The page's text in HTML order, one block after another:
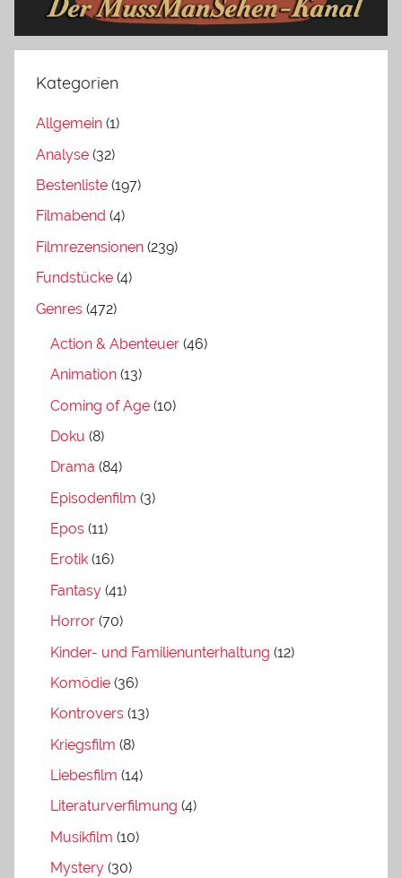
Kategorien
Allgemein (1)
Analyse (32)
Bestenliste (197)
Filmabend (4)
Filmrezensionen (239)
Fundstücke (4)
Genres (472)
Action & Abenteuer (46)
Animation (13)
Coming of Age (10)
Doku (8)
Drama (84)
Episodenfilm (3)
Epos (11)
Erotik (16)
Fantasy (41)
Horror (70)
Kinder- und Familienunterhaltung (12)
Komödie (36)
Kontrovers (13)
Kriegsfilm (8)
Liebesfilm (14)
Literaturverfilmung (4)
Musikfilm (10)
Mystery (30)